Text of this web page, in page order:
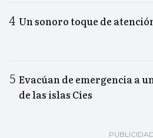
Un sonoro toque de
Evacúan de emergencia a
de las islas Cíes